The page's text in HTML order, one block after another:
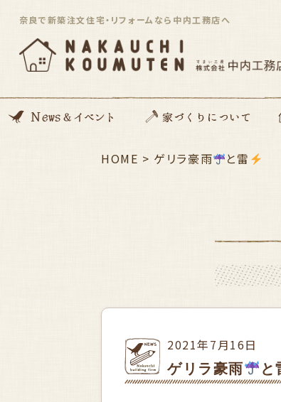
奈良で新築注文住宅・リフォームなら中内工務店へ
住んでる住まい見学会 家づくりの想い
動画コンテンツ
私たちがつくる家
家づくりの流れ
ZEH住宅
SDGsへの取り組み
資金のこと
安心サポート
HOME > ゲリラ豪雨 と雷
2021年7月16日
ゲリラ豪雨 と